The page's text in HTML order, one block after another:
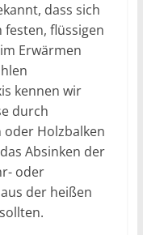
dass sich
festen, flüssigen
Erwärmen
kennen wir
durch
Holzbalken
Absinken der
oder
der heißen